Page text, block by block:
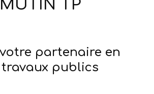
MUTIN TP
partenaire en
publics